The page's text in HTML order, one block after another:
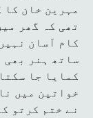
مہرین خان کا
تھی کہ گھر
کام آسان
ساتھ ہنر بھی
کمایا جا
خواتین میں
نے ختم کرتو